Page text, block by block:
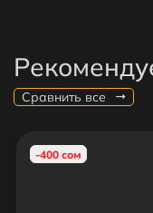
Сравнить все
-400 сом